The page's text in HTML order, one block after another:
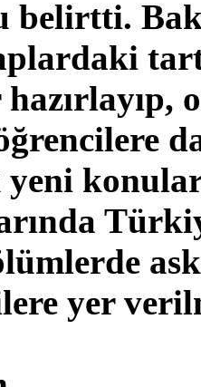
belirtti.
yeni
yer